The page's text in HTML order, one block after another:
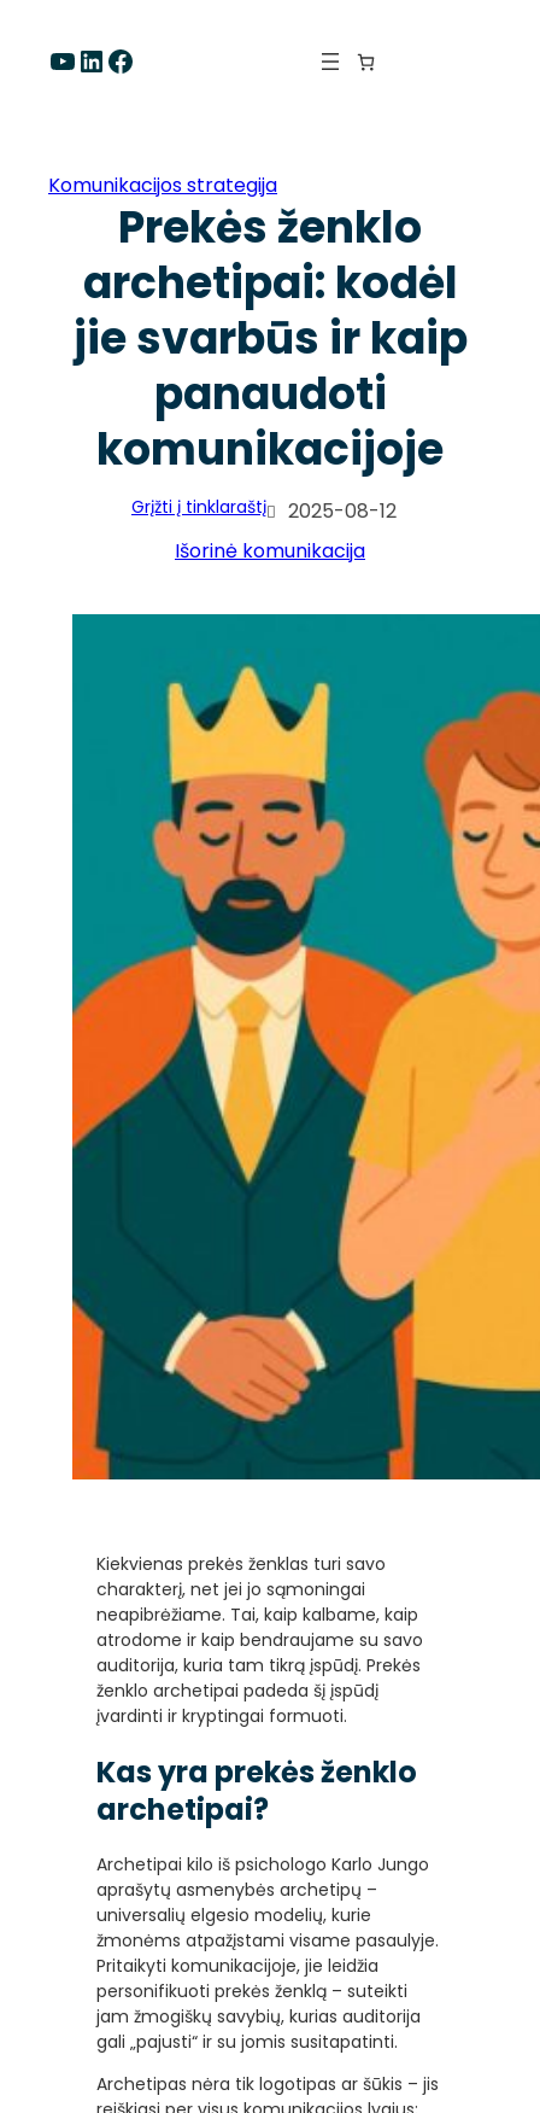
turinioYouTube LinkedIn Facebook
Komunikacijos strategija
Prekės ženklo
archetipai: kodėl
jie svarbūs ir kaip
panaudoti
komunikacijoje
Grįžti į tinklaraštį
2025-08-12
Išorinė komunikacija
Kiekvienas prekės ženklas turi savo
charakterį, net jei jo sąmoningai
neapibrėžiame. Tai, kaip kalbame, kaip
atrodome ir kaip bendraujame su savo
auditorija, kuria tam tikrą įspūdį. Prekės
ženklo archetipai padeda šį įspūdį
įvardinti ir kryptingai formuoti.
Kas yra prekės ženklo
archetipai?
Archetipai kilo iš psichologo Karlo Jungo
aprašytų asmenybės archetipų –
universalių elgesio modelių, kurie
žmonėms atpažįstami visame pasaulyje.
Pritaikyti komunikacijoje, jie leidžia
personifikuoti prekės ženklą – suteikti
jam žmogiškų savybių, kurias auditorija
gali „pajusti“ ir su jomis susitapatinti.
Archetipas nėra tik logotipas ar šūkis – jis